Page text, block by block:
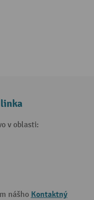
v oblasti:
nášho Kontaktný